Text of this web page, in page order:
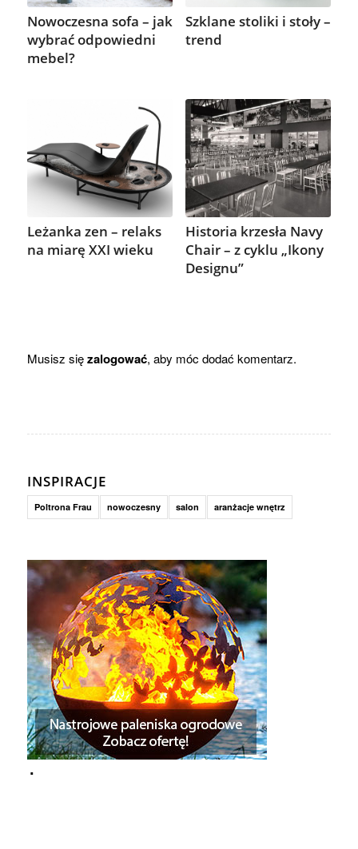
Nowoczesna sofa – jak
wybrać odpowiedni
mebel?
Szklane stoliki i stoły –
trend
Leżanka zen – relaks
na miarę XXI wieku
Historia krzesła Navy
Chair – z cyklu „Ikony
Designu”
Musisz sięzalogować, aby móc dodać komentarz.
INSPIRACJE
Poltrona Frau nowoczesny salon aranżacje wnętrz